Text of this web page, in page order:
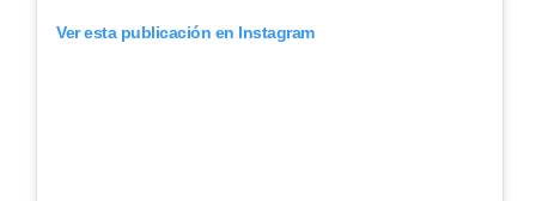
Ver esta publicación en Instagram